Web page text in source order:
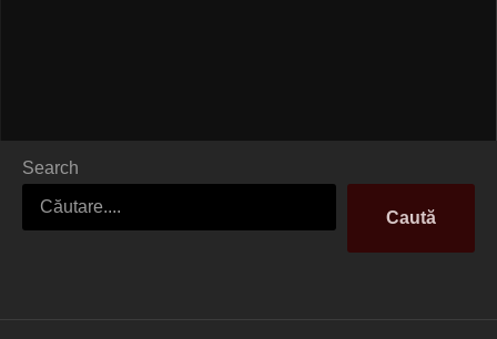
Search
Caută